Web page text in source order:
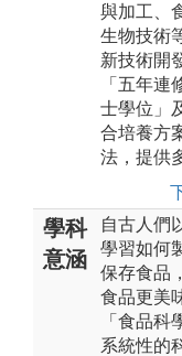
與加工、
生物技術
新技術開
「五年連
士學位」
合培養方
法，提供
學科
意涵
自古人們
學習如何
保存食品
食品更美
「食品科
系統性的